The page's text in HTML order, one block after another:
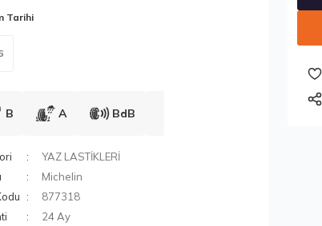
Tarihi
B A BdB
YAZ LASTİKLERİ
Michelin
877318
24 Ay